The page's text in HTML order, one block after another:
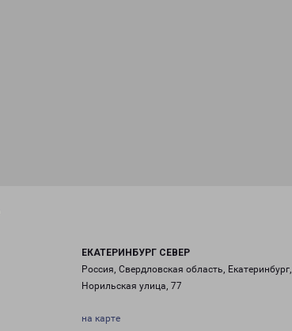
ЕКАТЕРИНБУРГ СЕВЕР
Россия, Свердловская область, Екатеринбург,
Норильская улица, 77
на карте